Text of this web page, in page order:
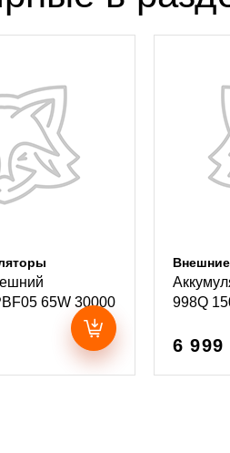
65W 30000
998Q
6 999